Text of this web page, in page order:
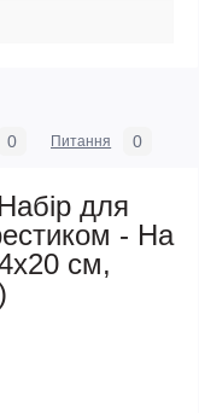
0 Питання 0
для
- На
см,